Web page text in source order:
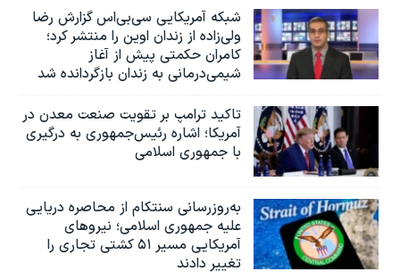
شبکه آمریکایی سی‌بی‌‌اس گزارش رضا
ولی‌زاده از زندان اوین را منتشر کرد؛
کامران حکمتی پیش از آغاز
شیمی‌درمانی به زندان بازگردانده شد
تاکید ترامپ بر تقویت صنعت معدن در
آمریکا؛ اشاره رئیس‌جمهوری به درگیری
با جمهوری اسلامی
به‌روزرسانی سنتکام از محاصره دریایی
علیه جمهوری اسلامی؛ نیروهای
آمریکایی مسیر ۵۱ کشتی تجاری را
تغییر دادند